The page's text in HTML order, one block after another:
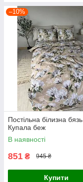
–10%
Постільна білизна бязь
Купала беж
В наявності
851 ₴ 945 ₴
Купити